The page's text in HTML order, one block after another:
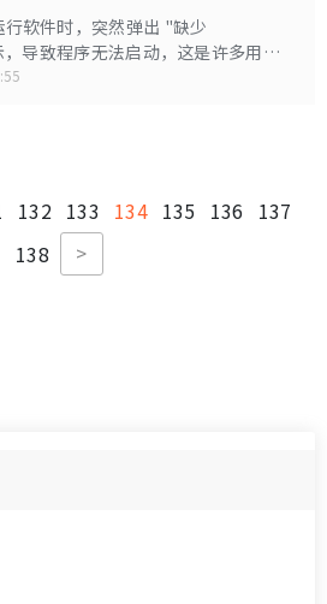
软件时，突然弹出 "缺少
导致程序无法启动，这是许多用户
132 133 134 135 136
137
138
>